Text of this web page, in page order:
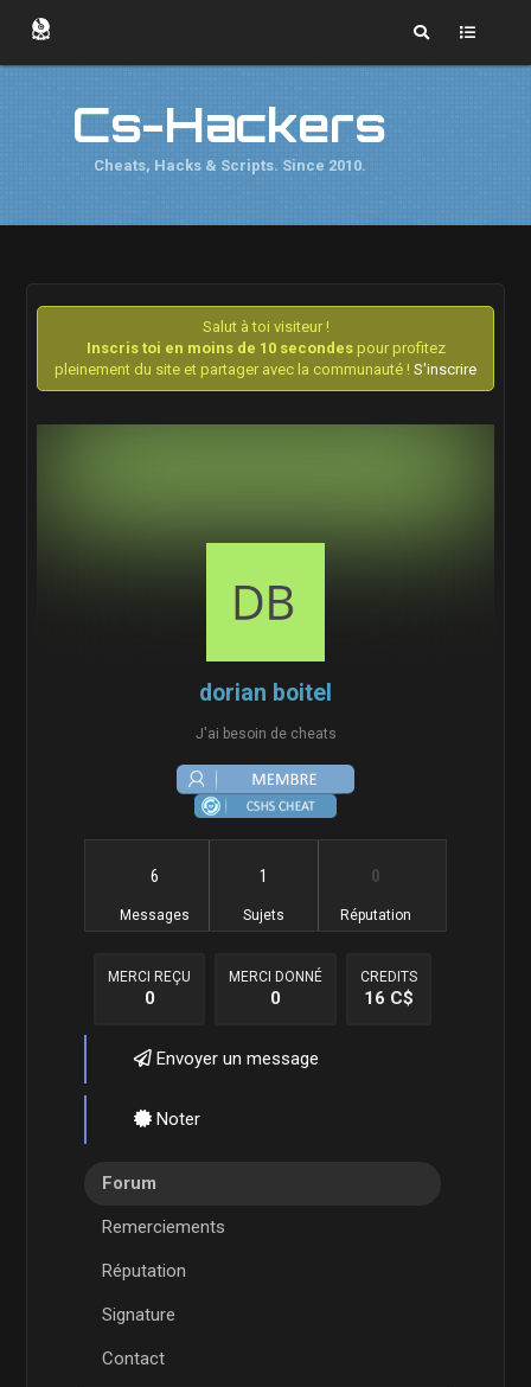
Cs-Hackers
Cheats, Hacks & Scripts. Since 2010.
Salut à toi visiteur !
Inscris toi en moins de 10 secondespour profitez
pleinement du site et partager avec la communauté ! S'inscrire
dorian boitel
J'ai besoin de cheats
6
Messages
1
Sujets
0
Réputation
MERCI REÇU
0
MERCI DONNÉ
0
CREDITS
16 C$
Envoyer un message
Noter
Forum
Remerciements
Réputation
Signature
Contact